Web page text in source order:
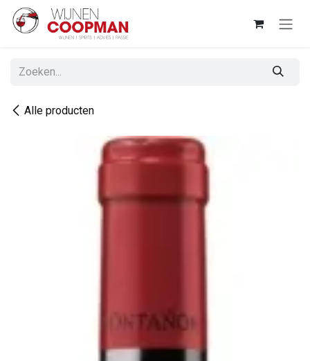
Overslaan naar inhoud
Alle producten